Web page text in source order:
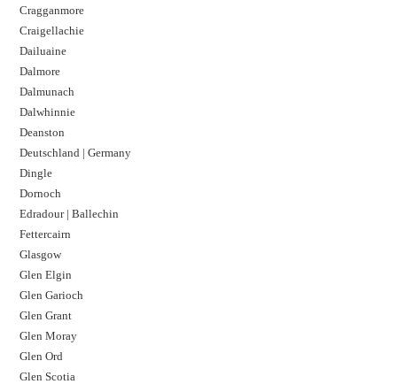
Cragganmore
Craigellachie
Dailuaine
Dalmore​
Dalmunach
Dalwhinnie
Deanston
Deutschland | Germany
Dingle
Dornoch
Edradour | Ballechin
Fettercairn
Glasgow
Glen Elgin
Glen Garioch
Glen Grant
Glen Moray
Glen Ord
Glen Scotia